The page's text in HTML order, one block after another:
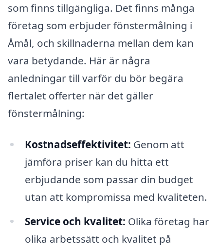
som finns tillgängliga. Det finns många
företag som erbjuder fönstermålning i
Åmål, och skillnaderna mellan dem kan
vara betydande. Här är några
anledningar till varför du bör begära
flertalet offerter när det gäller
fönstermålning:
Kostnadseffektivitet: Genom att
jämföra priser kan du hitta ett
erbjudande som passar din budget
utan att kompromissa med kvaliteten.
Service och kvalitet: Olika företag har
olika arbetssätt och kvalitet på